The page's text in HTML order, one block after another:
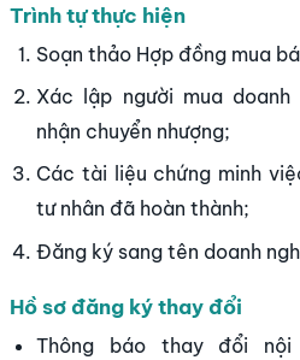
Trình tự thực hiện
Soạn thảo Hợp đồng mua
Xác lập người mua
nhận chuyển nhượng;
Các tài liệu chứng minh
tư nhân đã hoàn thành;
Đăng ký sang tên doanh
Hồ sơ đăng ký thay đổi
Thông báo thay đổi nội